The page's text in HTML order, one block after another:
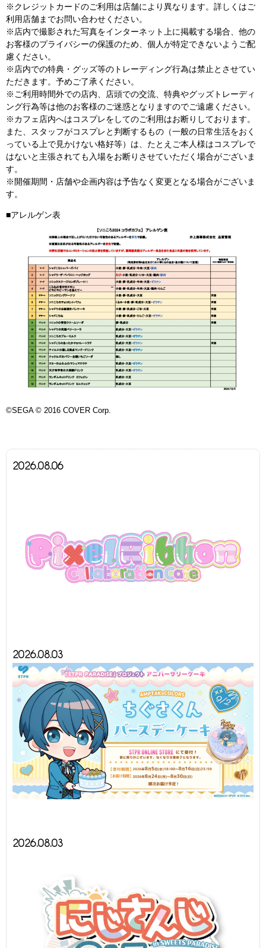
2026.08.06
2026.08.03
2026.08.03
※クレジットカードのご利用は店舗により異なります。詳しくはご
利用店舗までお問い合わせください。
※店内で撮影された写真をインターネット上に掲載する場合、他の
お客様のプライバシーの保護のため、個人が特定できないようご配
慮ください。
※店内での特典・グッズ等のトレーディング行為は禁止とさせてい
ただきます。予めご了承ください。
※ご利用時間外での店内、店頭での交流、特典やグッズトレーディ
ング行為等は他のお客様のご迷惑となりますのでご遠慮ください。
※カフェ店内へはコスプレをしてのご利用はお断りしております。
また、スタッフがコスプレと判断するもの（一般の日常生活をおく
っている上で見かけない格好等）は、たとえご本人様はコスプレで
はないと主張されても入場をお断りさせていただく場合がございま
す。
※開催期間・店舗や企画内容は予告なく変更となる場合がございま
す。
■アレルゲン表
©SEGA © 2016 COVER Corp.